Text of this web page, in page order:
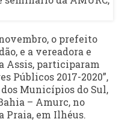
o prefeito
e a vereadora e
Assis, participaram
Públicos 2017-2020”,
Municípios do Sul,
– Amurc, no
Praia, em Ilhéus.